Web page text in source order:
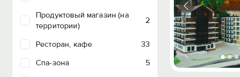
Продуктовый магазин (на
территории)
2
Ресторан, кафе
33
Спа-зона
5